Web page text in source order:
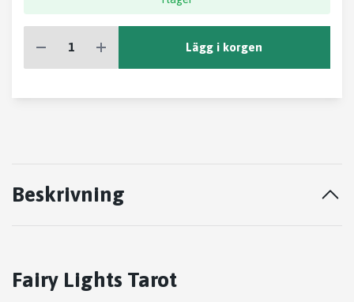
Lägg i korgen
Beskrivning
Fairy Lights Tarot